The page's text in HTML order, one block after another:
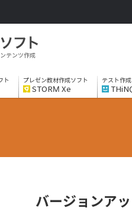
テンツ作成
ト プレゼン教材作成ソフト
STORM Xe
テスト作
バージョンア